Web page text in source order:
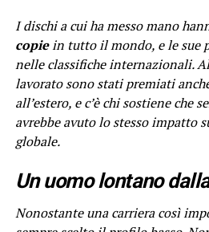
I dischi a cui ha messo mano
copiein tutto il mondo, e le sue
nelle classifiche internazionali.
lavorato sono stati premiati
all’estero, e c’è chi sostiene che
avrebbe avuto lo stesso impatto
globale.
Un uomo lontano
Nonostante una carriera così